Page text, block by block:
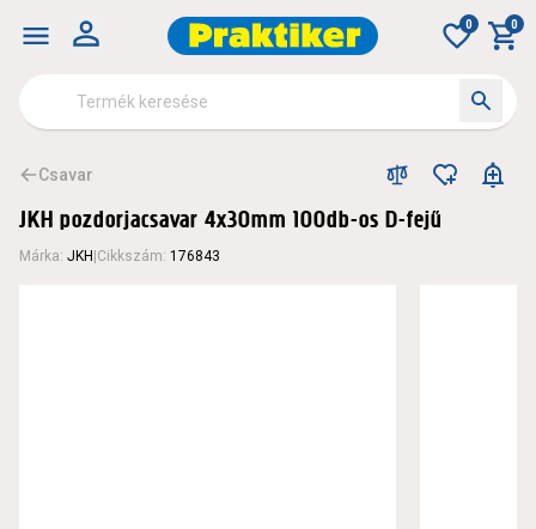
0 0
Csavar
JKH pozdorjacsavar 4x30mm 100db-os D-fejű
Márka: JKH Cikkszám: 176843